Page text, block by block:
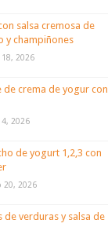
salsa cremosa de
y champiñones
2026
de crema de yogur con
2026
de yogurt 1,2,3 con
20, 2026
de verduras y salsa de